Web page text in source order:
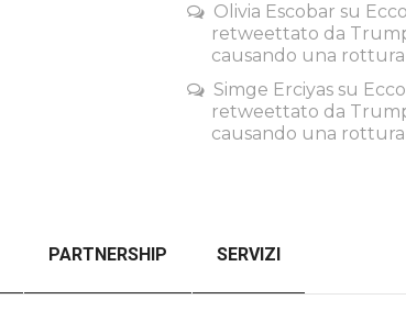
Olivia Escobar su
retweettato da
causando una rottura
Simge Erciyas su
retweettato da
causando una rottura
PARTNERSHIP SERVIZI